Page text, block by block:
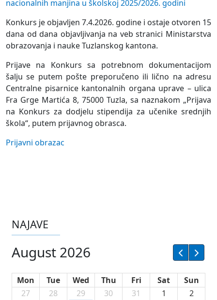
nacionalnih manjina u školskoj 2025/2026. godini
Konkurs je objavljen 7.4.2026. godine i ostaje otvoren 15
dana od dana objavljivanja na veb stranici Ministarstva
obrazovanja i nauke Tuzlanskog kantona.
Prijave na Konkurs sa potrebnom dokumentacijom
šalju se putem pošte preporučeno ili lično na adresu
Centralne pisarnice kantonalnih organa uprave – ulica
Fra Grge Martića 8, 75000 Tuzla, sa naznakom „Prijava
na Konkurs za dodjelu stipendija za učenike srednjih
škola“, putem prijavnog obrasca.
Prijavni obrazac
NAJAVE
August 2026
Mon Tue Wed Thu Fri Sat
Sun
27
28 29 30 31 1 2